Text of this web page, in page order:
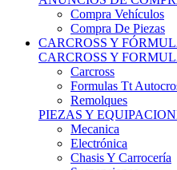
Compra Vehículos
Compra De Piezas
CARCROSS Y
CARCROSS Y
Carcross
Formulas Tt
Remolques
PIEZAS Y
Mecanica
Electrónica
Chasis Y Carrocería